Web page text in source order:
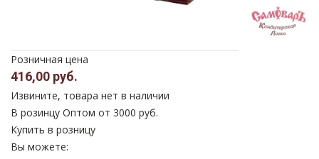
Розничная цена
416,00 руб.
Извините, товара нет в наличии
В розинцу Оптом от 3000 руб.
Купить в розницу
Вы можете: